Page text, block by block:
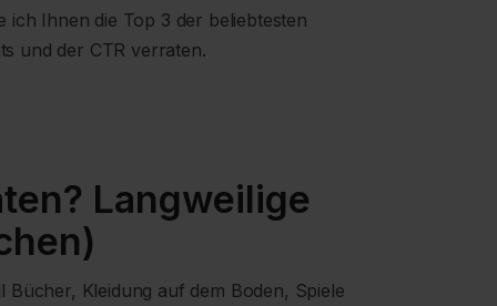
Ihnen die Top 3 der beliebtesten
und der CTR verraten.
Langweilige
Bücher, Kleidung auf dem Boden, Spiele